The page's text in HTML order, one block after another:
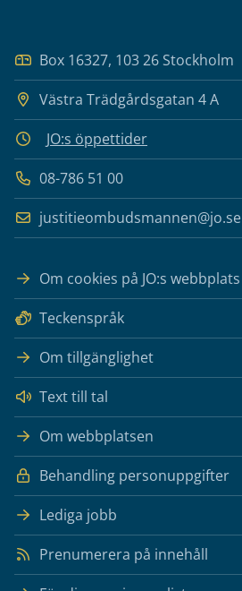
Box 16327, 103 26 Stockholm
Västra Trädgårdsgatan 4 A
JO:s öppettider
08-786 51 00
justitieombudsmannen@jo.se
Om cookies på JO:s webbplats
Teckenspråk
Om tillgänglighet
Text till tal
Om webbplatsen
Behandling personuppgifter
Lediga jobb
Prenumerera på innehåll